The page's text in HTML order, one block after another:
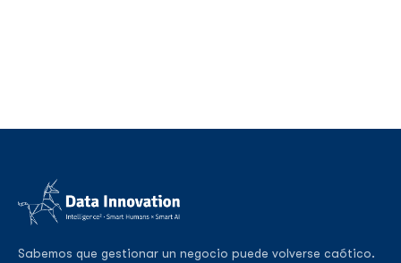
Sabemos que gestionar un negocio puede volverse caótico.